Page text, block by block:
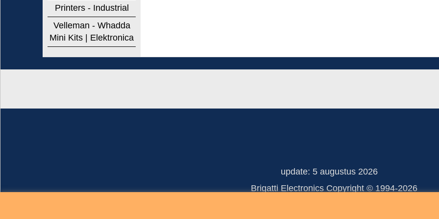
Printers - Industrial
Velleman - Whadda
Mini Kits | Elektronica
update: 5 augustus 2026
Brigatti Electronics Copyright ©